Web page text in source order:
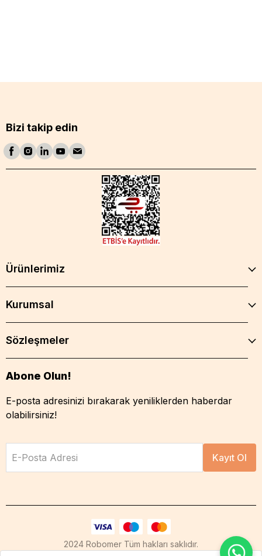
Bizi takip edin
Ürünlerimiz
Kurumsal
Sözleşmeler
Abone Olun!
E-posta adresinizi bırakarak yeniliklerden haberdar
olabilirsiniz!
E-Posta Adresi Kayıt Ol
2024 Robomer Tüm hakları saklıdır.